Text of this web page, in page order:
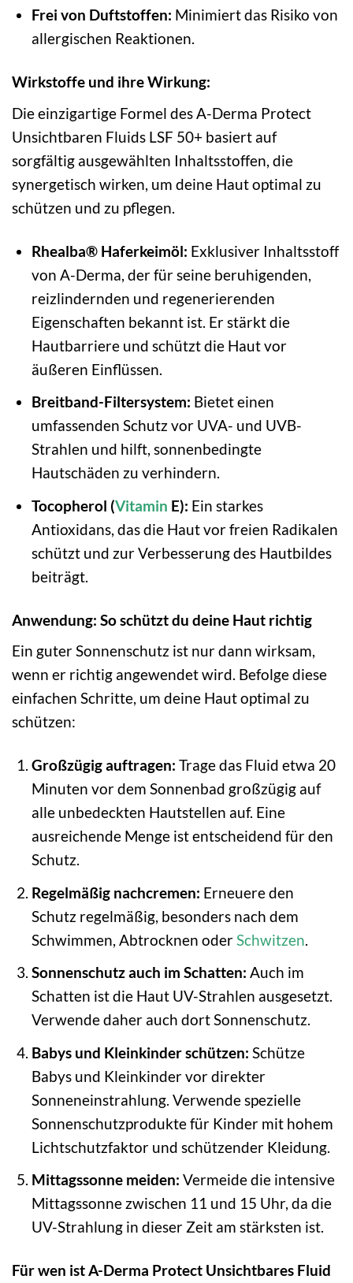
Frei von Duftstoffen: Minimiert das Risiko von
allergischen Reaktionen.
Wirkstoffe und ihre Wirkung:
Die einzigartige Formel des A-Derma Protect
Unsichtbaren Fluids LSF 50+ basiert auf
sorgfältig ausgewählten Inhaltsstoffen, die
synergetisch wirken, um deine Haut optimal zu
schützen und zu pflegen.
Rhealba® Haferkeimöl: Exklusiver Inhaltsstoff
von A-Derma, der für seine beruhigenden,
reizlindernden und regenerierenden
Eigenschaften bekannt ist. Er stärkt die
Hautbarriere und schützt die Haut vor
äußeren Einflüssen.
Breitband-Filtersystem: Bietet einen
umfassenden Schutz vor UVA- und UVB-
Strahlen und hilft, sonnenbedingte
Hautschäden zu verhindern.
Tocopherol (Vitamin E): Ein starkes
Antioxidans, das die Haut vor freien Radikalen
schützt und zur Verbesserung des Hautbildes
beiträgt.
Anwendung: So schützt du deine Haut richtig
Ein guter Sonnenschutz ist nur dann wirksam,
wenn er richtig angewendet wird. Befolge diese
einfachen Schritte, um deine Haut optimal zu
schützen:
Großzügig auftragen: Trage das Fluid etwa 20
Minuten vor dem Sonnenbad großzügig auf
alle unbedeckten Hautstellen auf. Eine
ausreichende Menge ist entscheidend für den
Schutz.
Regelmäßig nachcremen: Erneuere den
Schutz regelmäßig, besonders nach dem
Schwimmen, Abtrocknen oderSchwitzen.
Sonnenschutz auch im Schatten: Auch im
Schatten ist die Haut UV-Strahlen ausgesetzt.
Verwende daher auch dort Sonnenschutz.
Babys und Kleinkinder schützen: Schütze
Babys und Kleinkinder vor direkter
Sonneneinstrahlung. Verwende spezielle
Sonnenschutzprodukte für Kinder mit hohem
Lichtschutzfaktor und schützender Kleidung.
Mittagssonne meiden: Vermeide die intensive
Mittagssonne zwischen 11 und 15 Uhr, da die
UV-Strahlung in dieser Zeit am stärksten ist.
Für wen ist A-Derma Protect Unsichtbares Fluid